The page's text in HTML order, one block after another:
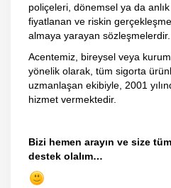
poliçeleri, dönemsel ya da
fiyatlanan ve riskin
almaya yarayan sözleşmelerdir.
Acentemiz, bireysel veya
yönelik olarak, tüm sigorta
uzmanlaşan ekibiyle, 2001
hizmet vermektedir.
Bizi hemen arayın ve size
destek olalım…